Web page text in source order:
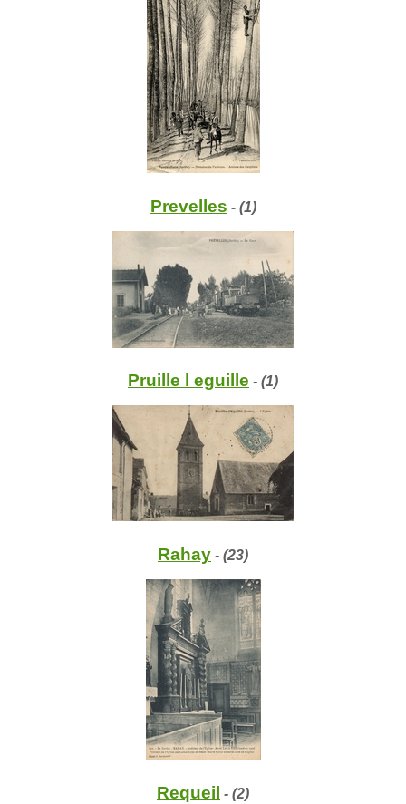
Prevelles - (1)
Pruille l eguille - (1)
Rahay - (23)
Requeil - (2)